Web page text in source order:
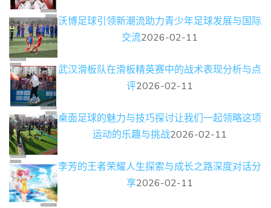
沃博足球引领新潮流助力青少年足球发展与国际
交流2026-02-11
武汉滑板队在滑板精英赛中的战术表现分析与点
评2026-02-11
桌面足球的魅力与技巧探讨让我们一起领略这项
运动的乐趣与挑战2026-02-11
李芳的王者荣耀人生探索与成长之路深度对话分
享2026-02-11